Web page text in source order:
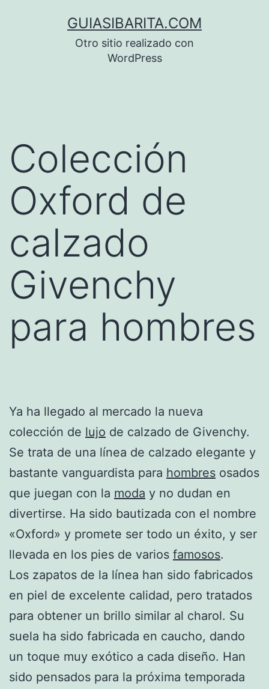
GUIASIBARITA.COM
Otro sitio realizado con
WordPress
Colección
Oxford de
calzado
Givenchy
para hombres
Ya ha llegado al mercado la nueva
colección de lujo de calzado de Givenchy.
Se trata de una línea de calzado elegante y
bastante vanguardista para hombres osados
que juegan con la moda y no dudan en
divertirse. Ha sido bautizada con el nombre
«Oxford» y promete ser todo un éxito, y ser
llevada en los pies de varios famosos.
Los zapatos de la línea han sido fabricados
en piel de excelente calidad, pero tratados
para obtener un brillo similar al charol. Su
suela ha sido fabricada en caucho, dando
un toque muy exótico a cada diseño. Han
sido pensados para la próxima temporada